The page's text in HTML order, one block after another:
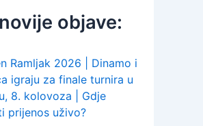
objave:
Ramljak 2026 | Dinamo i
igraju za finale turnira u
8. kolovoza | Gdje
prijenos uživo?